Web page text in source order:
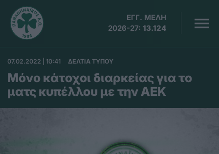
ΕΓΓ. ΜΕΛΗ
2026-27: 13.124
07.02.2022 | 10:41 ΔΕΛΤΙΑ ΤΥΠΟΥ
Μόνο κάτοχοι διαρκείας για το
ματς κυπέλλου με την ΑΕΚ